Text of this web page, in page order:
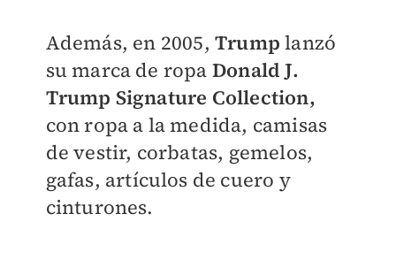
Además, en 2005, Trumplanzó
su marca de ropa Donald J.
Trump Signature Collection,
con ropa a la medida, camisas
de vestir, corbatas, gemelos,
gafas, artículos de cuero y
cinturones.